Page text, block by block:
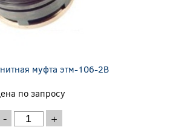
муфта этм-106-2В
по запросу
- +